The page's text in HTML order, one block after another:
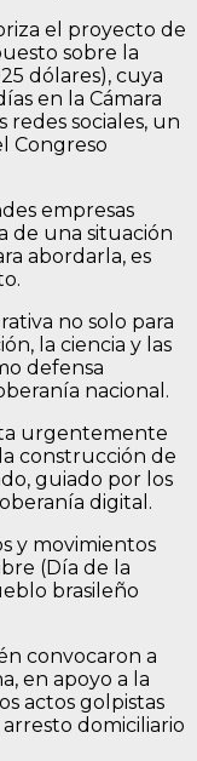
el proyecto de
sobre la
dólares), cuya
en la Cámara
sociales, un
Congreso
empresas
de una situación
abordarla, es
no solo para
la ciencia y las
defensa
nacional.
urgentemente
construcción de
guiado por los
digital.
y movimientos
(Día de la
brasileño
convocaron a
en apoyo a la
actos golpistas
domiciliario